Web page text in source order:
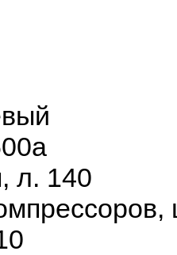
л. 140